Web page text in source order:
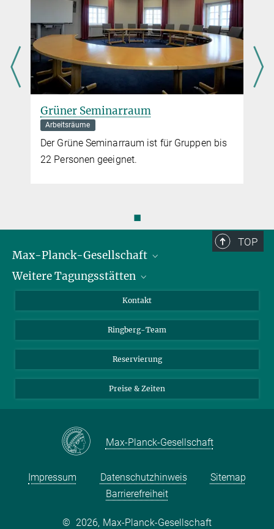
Grüner Seminarraum
Arbeitsräume
Der Grüne Seminarraum ist für Gruppen bis
22 Personen geeignet.
◼
TOP
Max-Planck-Gesellschaft
Karriere bei der MPG
Weitere Tagungsstätten
Max-Planck-Haus Tübingen
Max-Planck-Haus Heidelberg
Kontakt
Ringberg-Team
Reservierung
Preise & Zeiten
Max-Planck-Gesellschaft
Impressum Datenschutzhinweis
Sitemap
Barrierefreiheit
© 2026, Max-Planck-Gesellschaft